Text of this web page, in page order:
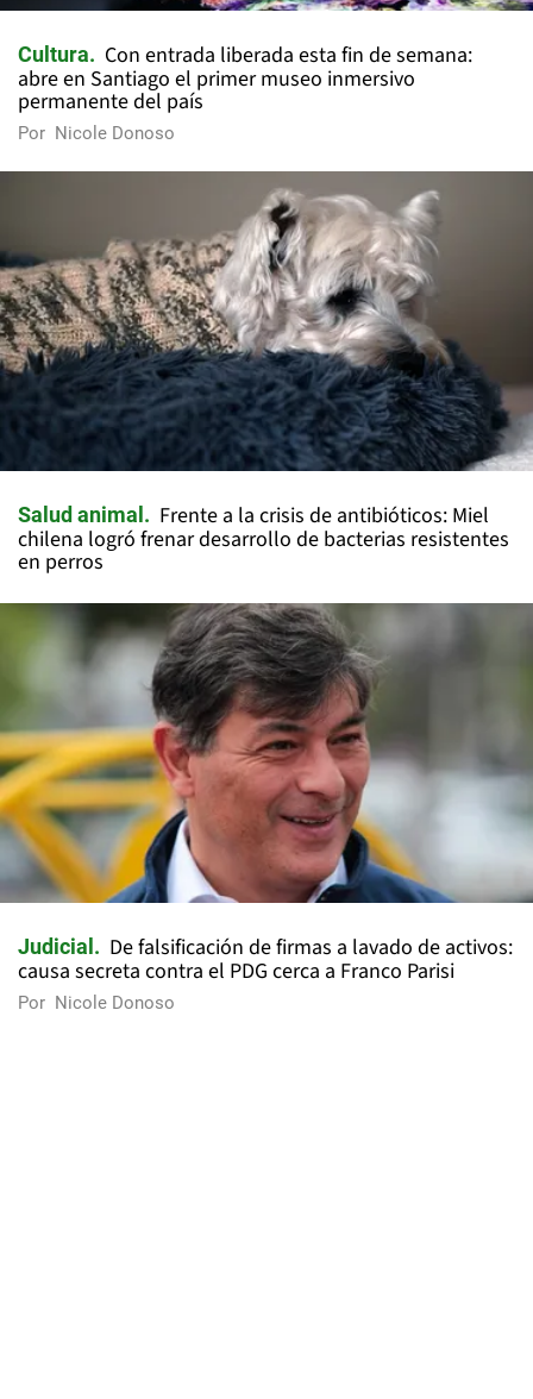
Cultura
Con entrada liberada esta fin de semana:
abre en Santiago el primer museo inmersivo
permanente del país
Por Nicole Donoso
Salud animal
Frente a la crisis de antibióticos: Miel
chilena logró frenar desarrollo de bacterias resistentes
en perros
Judicial
De falsificación de firmas a lavado de activos:
causa secreta contra el PDG cerca a Franco Parisi
Por Nicole Donoso